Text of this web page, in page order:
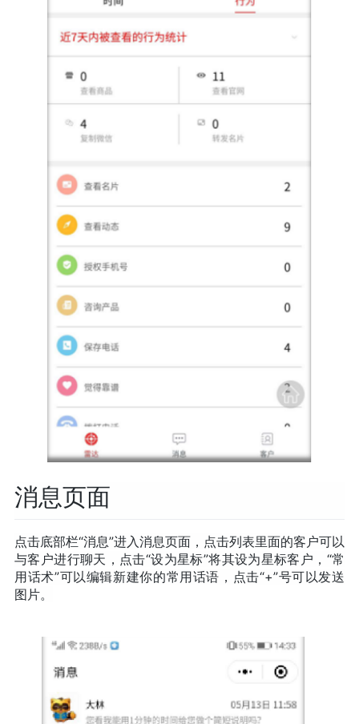
消息页面
点击底部栏“消息”进入消息页面，点击列表里面的客户可以
与客户进行聊天， 点击“设为星标”将其设为星标客户，“常
用话术”可以编辑新建你的常用话语，点击“+”号可以发送
图片。